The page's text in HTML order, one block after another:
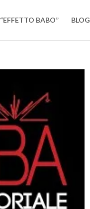
“EFFETTO BABO” BLOG